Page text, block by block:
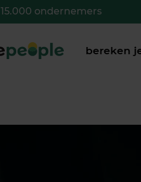
15.000 ondernemers
bereken